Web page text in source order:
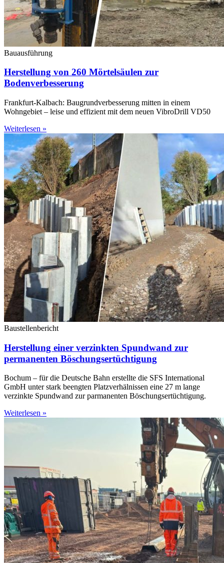
Bauausführung
Herstellung von 260 Mörtelsäulen zur
Bodenverbesserung
Frankfurt-Kalbach: Baugrundverbesserung mitten in einem
Wohngebiet – leise und effizient mit dem neuen VibroDrill VD50
Weiterlesen »
Baustellenbericht
Herstellung einer verzinkten Spundwand zur
permanenten Böschungsertüchtigung
Bochum – für die Deutsche Bahn erstellte die SFS International
GmbH unter stark beengten Platzverhälnissen eine 27 m lange
verzinkte Spundwand zur parmanenten Böschungsertüchtigung.
Weiterlesen »